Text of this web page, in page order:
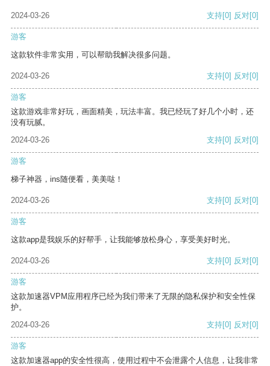
2024-03-26 支持[0] 反对[0]
游客
这款软件非常实用，可以帮助我解决很多问题。
2024-03-26 支持[0] 反对[0]
游客
这款游戏非常好玩，画面精美，玩法丰富。我已经玩了好几个小时，还
没有玩腻。
2024-03-26
支持[0] 反对[0]
游客
梯子神器，ins随便看，美美哒！
2024-03-26 支持[0] 反对[0]
游客
这款app是我娱乐的好帮手，让我能够放松身心，享受美好时光。
2024-03-26 支持[0] 反对[0]
游客
这款加速器VPM应用程序已经为我们带来了无限的隐私保护和安全性保
护。
2024-03-26
支持[0] 反对[0]
游客
这款加速器app的安全性很高，使用过程中不会泄露个人信息，让我非常